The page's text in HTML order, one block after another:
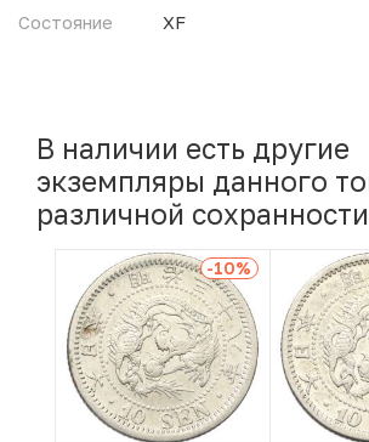
Состояние
XF
В наличии есть другие
экземпляры данного
различной сохранности
-10%